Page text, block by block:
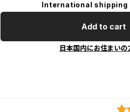
International shipping
Add to cart
日本国内にお住まいの